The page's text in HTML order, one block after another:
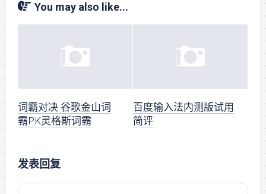
You may also like...
词霸对决 谷歌金山词
霸PK灵格斯词霸
百度输入法内测版试用
简评
发表回复